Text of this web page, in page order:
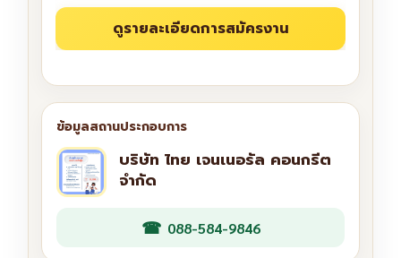
บริษัท ไทย เจนเนอรัล คอนกรีต
จำกัด
088-584-9846